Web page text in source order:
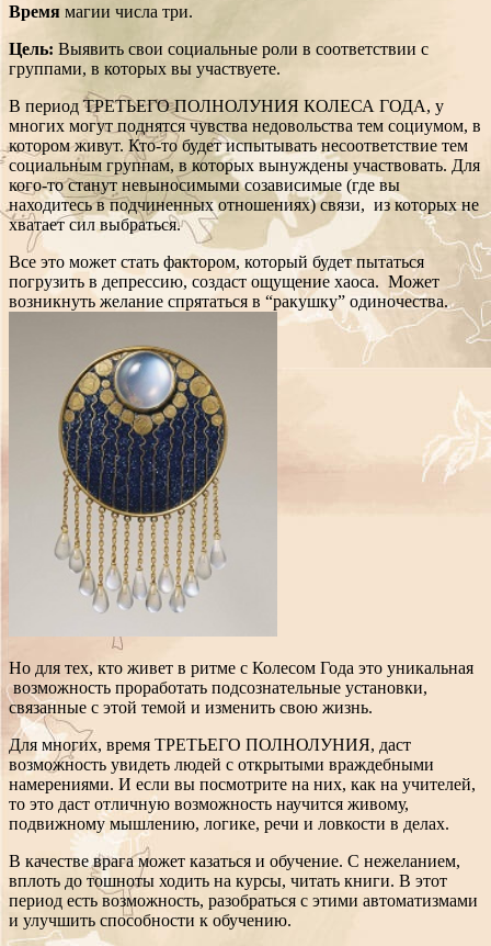
Время магии числа три.
Цель: Выявить свои социальные роли в соответствии с
группами, в которых вы участвуете.
В период ТРЕТЬЕГО ПОЛНОЛУНИЯ КОЛЕСА ГОДА, у
многих могут поднятся чувства недовольства тем социумом, в
котором живут. Кто-то будет испытывать несоответствие тем
социальным группам, в которых вынуждены участвовать. Для
кого-то станут невыносимыми созависимые (где вы
находитесь в подчиненных отношениях) связи, из которых не
хватает сил выбраться.
Все это может стать фактором, который будет пытаться
погрузить в депрессию, создаст ощущение хаоса. Может
возникнуть желание спрятаться в “ракушку” одиночества.
Но для тех, кто живет в ритме с Колесом Года это уникальная
возможность проработать подсознательные установки,
связанные с этой темой и изменить свою жизнь.
Для многих, время ТРЕТЬЕГО ПОЛНОЛУНИЯ, даст
возможность увидеть людей с открытыми враждебными
намерениями. И если вы посмотрите на них, как на учителей,
то это даст отличную возможность научится живому,
подвижному мышлению, логике, речи и ловкости в делах.
В качестве врага может казаться и обучение. С нежеланием,
вплоть до тошноты ходить на курсы, читать книги. В этот
период есть возможность, разобраться с этими автоматизмами
и улучшить способности к обучению.